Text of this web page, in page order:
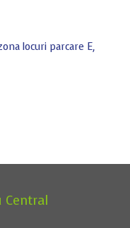
locuri parcare E,
Central